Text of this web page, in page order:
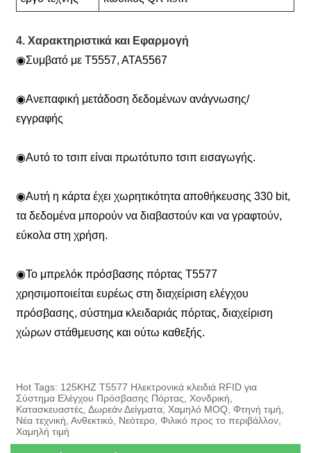
4. Χαρακτηριστικά και Εφαρμογή
◉Συμβατό με T5557, ATA5567
◉Ανεπαφική μετάδοση δεδομένων ανάγνωσης/
εγγραφής
◉Αυτό το τσιπ είναι πρωτότυπο τσιπ εισαγωγής.
◉Αυτή η κάρτα έχει χωρητικότητα αποθήκευσης 330 bit,
τα δεδομένα μπορούν να διαβαστούν και να γραφτούν,
εύκολα στη χρήση.
◉Το μπρελόκ πρόσβασης πόρτας T5577
χρησιμοποιείται ευρέως στη διαχείριση ελέγχου
πρόσβασης, σύστημα κλειδαριάς πόρτας, διαχείριση
χώρων στάθμευσης και ούτω καθεξής.
Hot Tags: 125KHZ T5577 Ηλεκτρονικά κλειδιά RFID για
Σύστημα Ελέγχου Πρόσβασης Πόρτας, Χονδρική,
Κατασκευαστές, Δωρεάν Δείγματα, Χαμηλό MOQ, Φτηνή τιμή,
Νέα τεχνική, Ανθεκτικό, Νεότερο, Φιλικό προς το περιβάλλον,
Χαμηλή τιμή